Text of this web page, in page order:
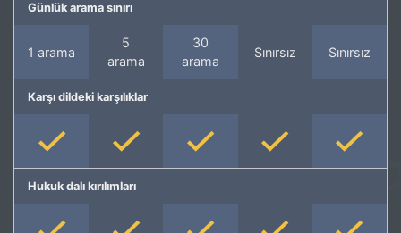
Günlük arama sınırı
1 arama
5
arama
30
arama
Sınırsız Sınırsız
Karşı dildeki karşılıklar
Hukuk dalı kırılımları